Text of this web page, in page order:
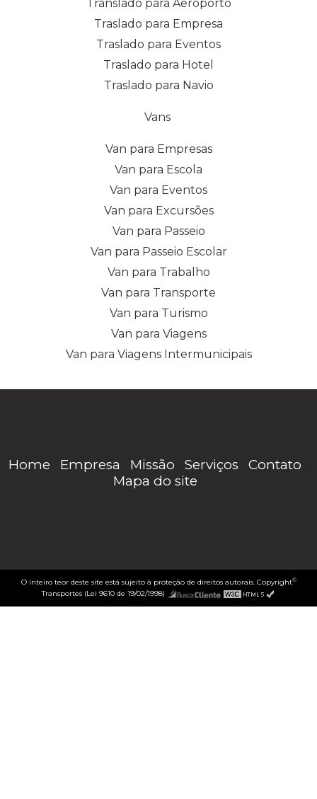
Translado para Aeroporto
Traslado para Empresa
Traslado para Eventos
Traslado para Hotel
Traslado para Navio
Vans
Van para Empresas
Van para Escola
Van para Eventos
Van para Excursões
Van para Passeio
Van para Passeio Escolar
Van para Trabalho
Van para Transporte
Van para Turismo
Van para Viagens
Van para Viagens Intermunicipais
Home Empresa Missão Serviços
Contato
Mapa do site
O inteiro teor deste site está sujeito à proteção de direitos autorais. Copyright©
Transportes (Lei 9610 de 19/02/1998)